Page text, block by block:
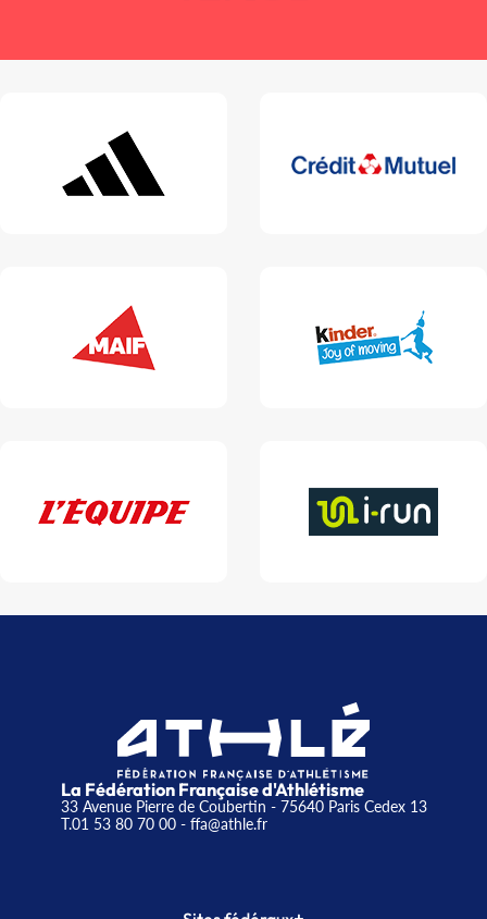
La Fédération Française d'Athlétisme
33 Avenue Pierre de Coubertin - 75640 Paris Cedex 13
T.01 53 80 70 00- ffa@athle.fr